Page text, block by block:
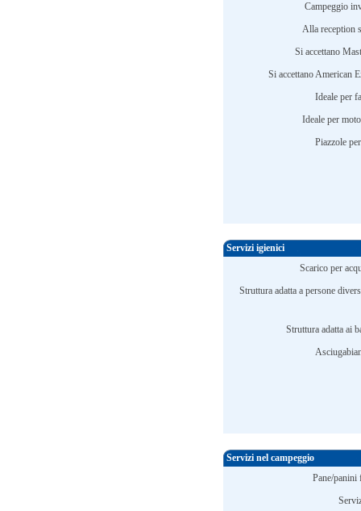
Campeggio
Alla reception
Si accettano
Si accettano American
Ideale per
Ideale per
Piazzole
Servizi igienici
Scarico per
Struttura adatta a persone
Struttura adatta ai
Servizi nel campeggio
Pane/panini